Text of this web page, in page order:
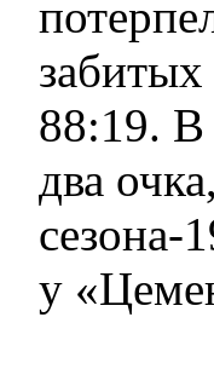
88:19. В
два
сезона-
у